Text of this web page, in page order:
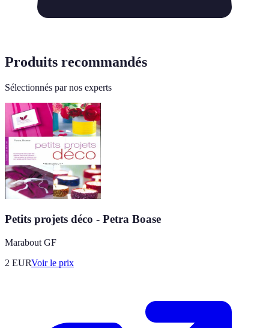
Produits recommandés
Sélectionnés par nos experts
Petits projets déco - Petra Boase
Marabout GF
2 EURVoir le prix